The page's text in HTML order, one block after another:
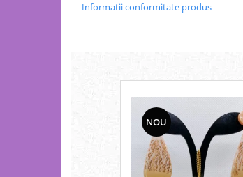
Informatii conformitate produs
NOU